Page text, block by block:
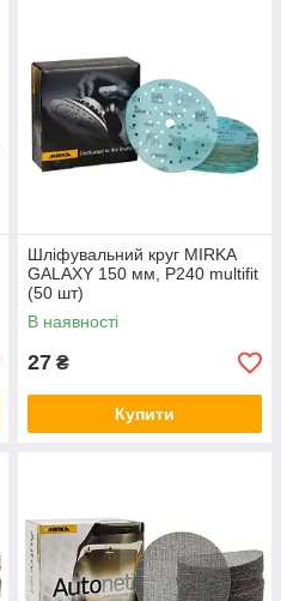
Шліфувальний круг MIRKA
GALAXY 150 мм, Р240 multifit
(50 шт)
В наявності
27 ₴
Купити